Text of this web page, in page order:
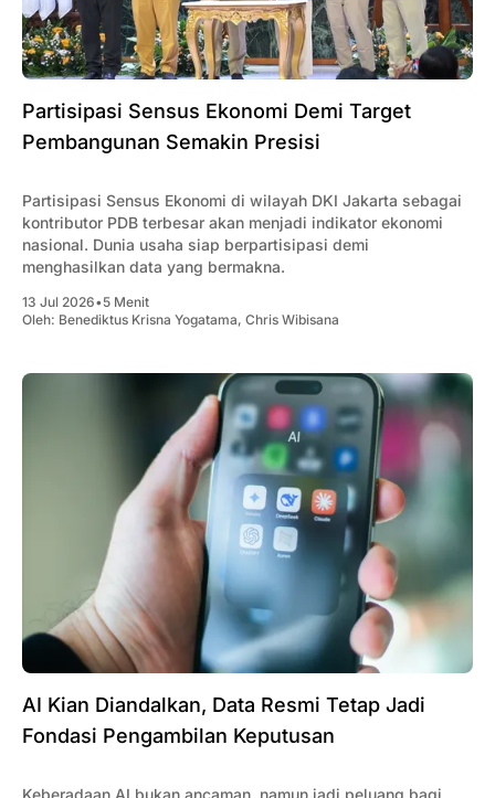
Partisipasi Sensus Ekonomi Demi Target
Pembangunan Semakin Presisi
Partisipasi Sensus Ekonomi di wilayah DKI Jakarta sebagai
kontributor PDB terbesar akan menjadi indikator ekonomi
nasional. Dunia usaha siap berpartisipasi demi
menghasilkan data yang bermakna.
13 Jul 2026•5 Menit
Oleh: Benediktus Krisna Yogatama, Chris Wibisana
AI Kian Diandalkan, Data Resmi Tetap Jadi
Fondasi Pengambilan Keputusan
Keberadaan AI bukan ancaman, namun jadi peluang bagi